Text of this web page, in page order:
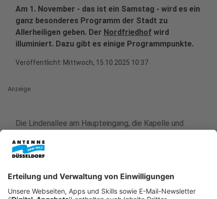
Am 1. November - das ist ein Samstag - wird es ein
ganz besonderes Programm der Stadt zu
Allerheiligen geben. Der Nordfriedhof wird
illuminiert. Dazu gibt es einige Programmpunkte.
Veröffentlicht: Mittwoch, 15.10.2025 10:37
Anzeige
Die Lindenallee am Haupteingang, die Kapelle und
Farben angestrahlt und schaffen eine besondere
Atmosphäre auf dem größten Friedhof der Stadt. Ein
Friedhof als Kulturstätte und Ort der Natur zu erleben,